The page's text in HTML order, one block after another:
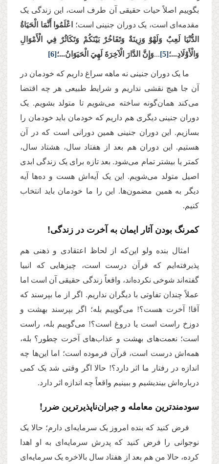
بگوییم اصلاً حیات حقیقی آن طرف است، این زندگی یک
مقدمه‌ای است، یک دوران جنینی است؛
اعْلَمُوا أَنَّمَا الْحَيَاةُ
الدُّنْيَا لَعِبٌ وَلَهْوٌ وَزِينَةٌ وَتَفَاخُرٌ بَيْنَكُمْ وَتَكَاثُرٌ فِي الْأَمْوَالِ
وَالْأَوْلَادِ...؛[5]
...وَإِنَّ الدَّارَ الْآخِرَةَ لَهِيَ الْحَيَوَانُ...؛[6]
ما یک دوران جنینی نه ماهه سراغ داریم که خودمان در
آن جا هیچ نقشی نداریم و شرایط طبیعی هر چه اقتضا
می‌کند همان‌گونه ساخته می‌شویم تا متولد بشویم. یک
دوران جنینی دیگری هم داریم که خودمان باید خودمان را
بسازیم. این دوران جنینی همین دورانی است که در آن
هستیم. این دوران هم بعد از هفتاد سال، هشتاد سال،
کمتر یا بیشتر تمام می‌شود. بعد تازه برای یک زندگی ابدی
اصیل متولد می‌شویم. این یک آیه‌اش هست و ده‌ها آیه
دیگر به همین مضمون‌ها. این را ما خودمان باید انتخاب
کنیم.
کمرنگ بودن آثار ایمان به آخرت در زندگی!
امثال بنده ولو این‌که از لحاظ اعتقادی و ذهنی هم
پذیرفته‌ایم که قرآن درست است، چیزهایی که انبیا
گفته‌اند شوخی نکرده‌اند، واقعاً زندگی حقیقی آن است اما
عملاً چندان تفاوتی با دیگران نداریم. اگر از ما بپرسند که
آقا! آخرت هست؟! می‌گوییم بله؛ اگر بپرسند بهشت و
دوزخ راست است یا دروغ است؟! می‌گوییم بله، راست
است؛ نعمت‌های بهشت و عذاب‌های آخرت چطور؟ بله،
همه‌اش درست است، قرآن فرموده است؛ اما این‌ها چه
اندازه در رفتار ما اثر دارد؟! حالا اگر وقتی شد یک کمی
درباره‌اش بیندیشیم و ببینیم واقعاً چه اندازه اثر دارد.
سودمندترین معامله و جبران‌ناپذیرترین ضرر!
فرض کنید که بنده امروز یک سرمایه‌ای دارم؛ حالا یک
نوجوانی را فرض کنید که پدرش سرمایه‌ای به او اهدا
کرده، حالا من هم بعد از هفتاد سال بالاخره یک سرمایه‌ای